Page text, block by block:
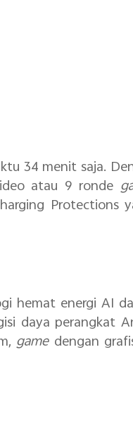
34 menit saja.
atau 9 ronde
Protections
hemat energi AI
daya perangkat
game dengan